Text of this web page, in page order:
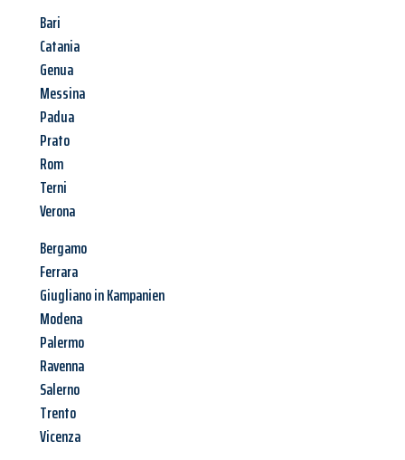
Bari
Catania
Genua
Messina
Padua
Prato
Rom
Terni
Verona
Bergamo
Ferrara
Giugliano in Kampanien
Modena
Palermo
Ravenna
Salerno
Trento
Vicenza